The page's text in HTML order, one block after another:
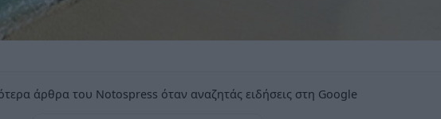
άρθρα του Notospress όταν αναζητάς ειδήσεις στη Google